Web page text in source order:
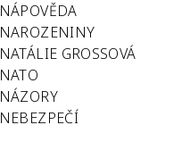
NÁPOVĚDA
NAROZENINY
NATÁLIE GROSSOVÁ
NATO
NÁZORY
NEBEZPEČÍ